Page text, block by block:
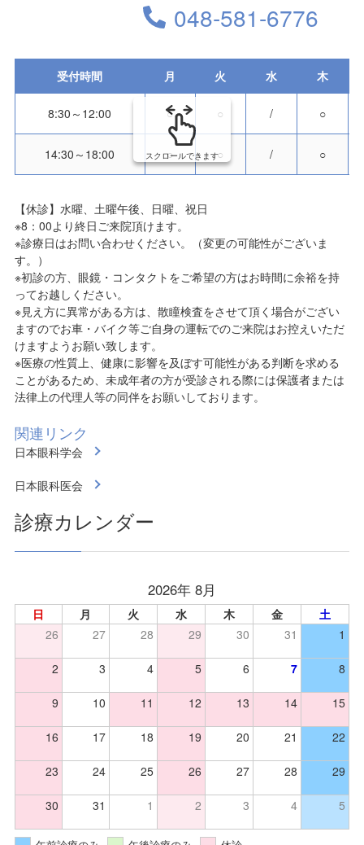
048-581-6776
受付時間 月 火 水 木
8:30～12:00 ○ ○ / ○
14:30～18:00 ○ ○ / ○
スクロールできます
【休診】水曜、土曜午後、日曜、祝日
※8：00より終日ご来院頂けます。
※診療日はお問い合わせください。（変更の可能性がございま
す。）
※初診の方、眼鏡・コンタクトをご希望の方はお時間に余裕を持
ってお越しください。
※見え方に異常がある方は、散瞳検査をさせて頂く場合がござい
ますのでお車・バイク等ご自身の運転でのご来院はお控えいただ
けますようお願い致します。
※医療の性質上、健康に影響を及ぼす可能性がある判断を求める
ことがあるため、未成年者の方が受診される際には保護者または
法律上の代理人等の同伴をお願いしております。
関連リンク
日本眼科学会
日本眼科医会
診療カレンダー
2026年 8月
日 月 火 水 木 金
土
26
27 28 29 30 31 1
2 3 4 5 6 7 8
9 10 11 12 13 14 15
16 17 18 19 20 21 22
23 24 25 26 27 28 29
30 31 1 2 3 4 5